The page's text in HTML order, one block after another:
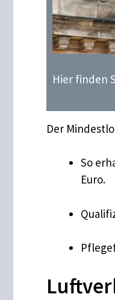
Hier finden
Der
So
Euro.